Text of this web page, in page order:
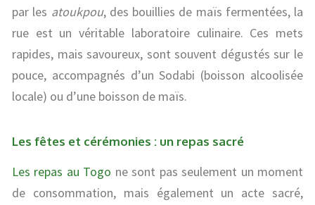
par les atoukpou, des bouillies de maïs fermentées, la
rue est un véritable laboratoire culinaire. Ces mets
rapides, mais savoureux, sont souvent dégustés sur le
pouce, accompagnés d’un Sodabi (boisson alcoolisée
locale) ou d’une boisson de maïs.
Les fêtes et cérémonies : un repas sacré
Les repas au Togo ne sont pas seulement un moment
de consommation, mais également un acte sacré,